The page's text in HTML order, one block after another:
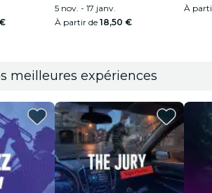
5 nov. - 17 janv.
À partir de 18,50 €
À
meilleures expériences